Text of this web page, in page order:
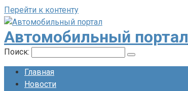
Перейти к контенту
Автомобильный портал
Поиск:
Главная
Новости